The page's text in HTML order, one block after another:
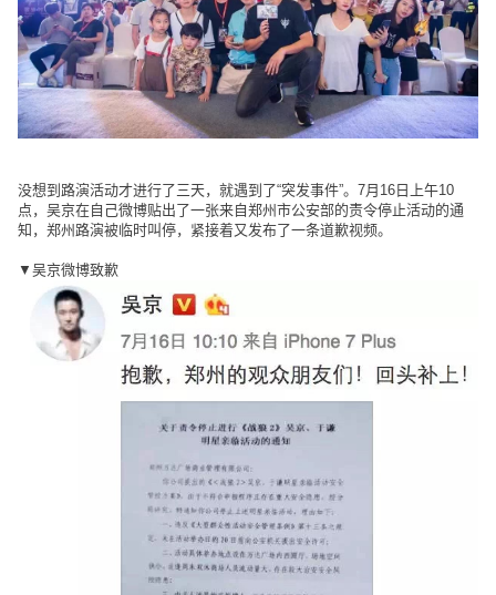
没想到路演活动才进行了三天，就遇到了“突发事件”。7月16日上午10
点，吴京在自己微博贴出了一张来自郑州市公安部的责令停止活动的通
知，郑州路演被临时叫停，紧接着又发布了一条道歉视频。
▼吴京微博致歉